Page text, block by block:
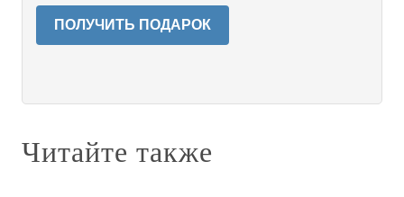
ПОЛУЧИТЬ ПОДАРОК
Читайте также